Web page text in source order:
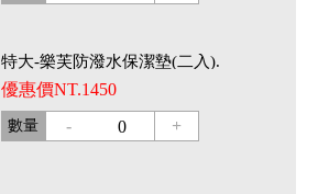
特大-樂芙防潑水保潔墊(二入).
優惠價NT.1450
數量 - 0 +